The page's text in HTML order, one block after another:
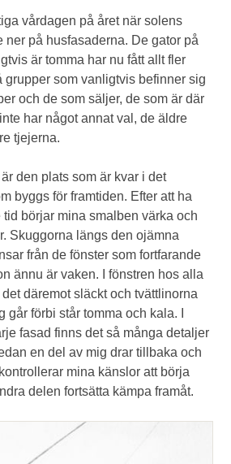
vårdagen på året när solens
ner på husfasaderna. De gator på
är tomma har nu fått allt fler
grupper som vanligtvis befinner sig
och de som säljer, de som är där
har något annat val, de äldre
tjejerna.
den plats som är kvar i det
byggs för framtiden. Efter att ha
börjar mina smalben värka och
Skuggorna längs den ojämna
från de fönster som fortfarande
ännu är vaken. I fönstren hos alla
däremot släckt och tvättlinorna
går förbi står tomma och kala. I
fasad finns det så många detaljer
en del av mig drar tillbaka och
mina känslor att börja
delen fortsätta kämpa framåt.